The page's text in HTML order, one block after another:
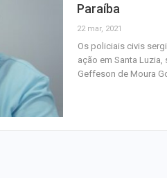
Paraíba
22 mar, 2021
Os policiais civis
ação em Santa
Geffeson de Moura